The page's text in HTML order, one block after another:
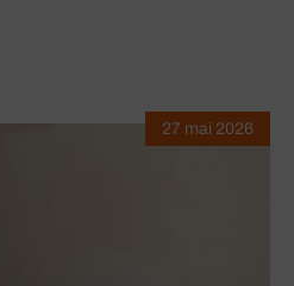
27 mai 2026